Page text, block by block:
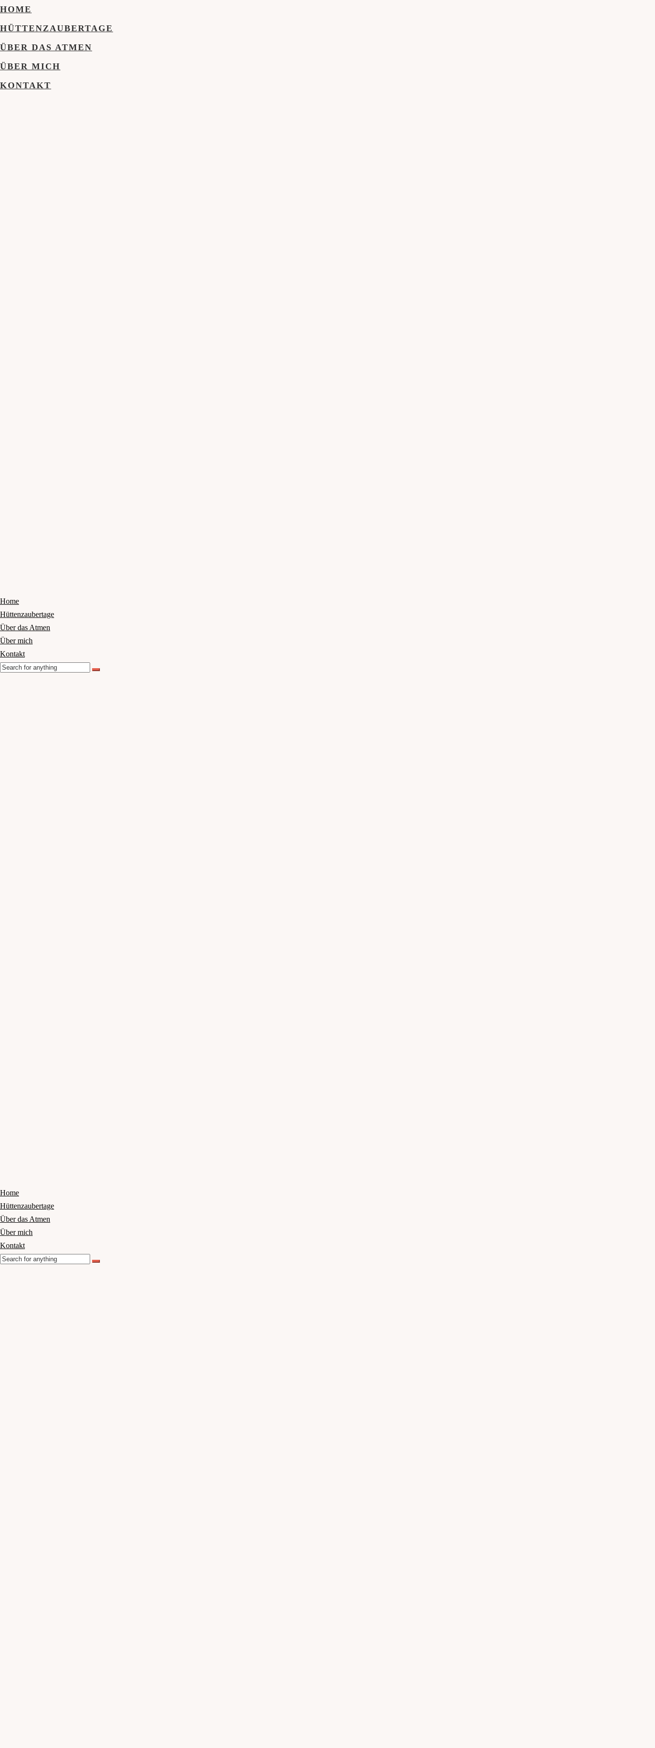
HOME
HÜTTENZAUBERTAGE
ÜBER DAS ATMEN
ÜBER MICH
KONTAKT
Home
Hüttenzaubertage
Über das Atmen
Über mich
Kontakt
Home
Hüttenzaubertage
Über das Atmen
Über mich
Kontakt